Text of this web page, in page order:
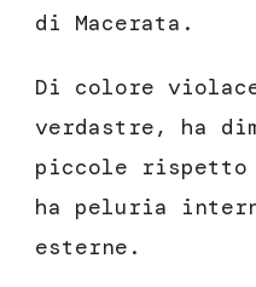
di Macerata.
Di colore
verdastre, ha
piccole rispetto
ha peluria
esterne.